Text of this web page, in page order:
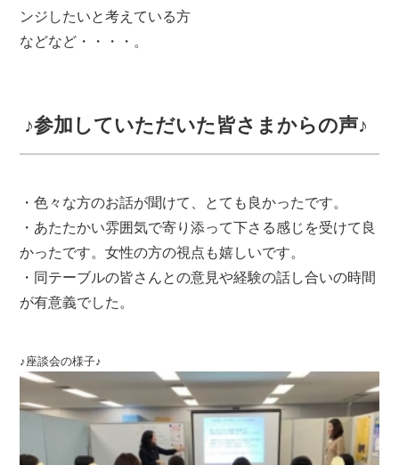
ンジしたいと考えている方
などなど・・・・。
♪参加していただいた皆さまからの声♪
・色々な方のお話が聞けて、とても良かったです。
・あたたかい雰囲気で寄り添って下さる感じを受けて良
かったです。女性の方の視点も嬉しいです。
・同テーブルの皆さんとの意見や経験の話し合いの時間
が有意義でした。
♪座談会の様子♪